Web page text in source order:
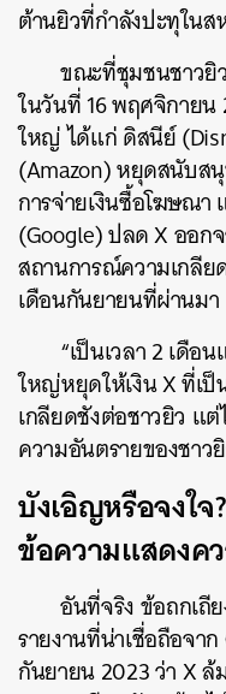
ต้านยิวที่กำลังปะทุในส
ขณะที่ชุมชนชาวยิ
ในวันที่ 16 พฤศจิกายน
ใหญ่ ได้แก่ ดิสนีย์
(Amazon) หยุดสนับส
การจ่ายเงินซื้อโฆษณา
(Google) ปลด X ออก
สถานการณ์ความเกลี
เดือนกันยายนที่ผ่านมา
“เป็นเวลา 2 เดือ
ใหญ่หยุดให้เงิน X ที่เ
เกลียดชังต่อชาวยิว แ
ความอันตรายของชาว
บังเอิญหรือจงใจ
ข้อความแสดงค
อันที่จริง ข้อถกเถี
รายงานที่น่าเชื่อถือจาก
กันยายน 2023 ว่า X
SHARE